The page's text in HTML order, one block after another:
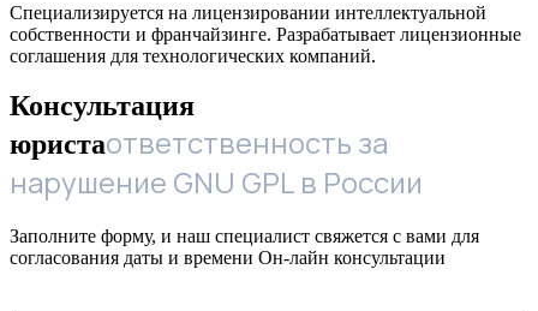
Специализируется на лицензировании интеллектуальной
собственности и франчайзинге. Разрабатывает лицензионные
соглашения для технологических компаний.
Консультация
юристаответственность за
нарушение GNU GPL в России
Заполните форму, и наш специалист свяжется с вами для
согласования даты и времени Он-лайн консультации